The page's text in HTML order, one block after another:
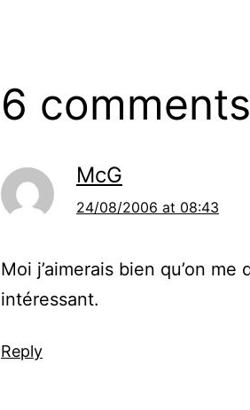
6 comments
McG
24/08/2006 at 08:43
Moi j’aimerais bien qu’on
intéressant.
Reply